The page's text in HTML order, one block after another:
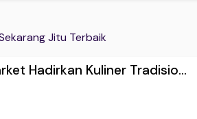
Jitu Terbaik
Hadirkan Kuliner Tradisio...